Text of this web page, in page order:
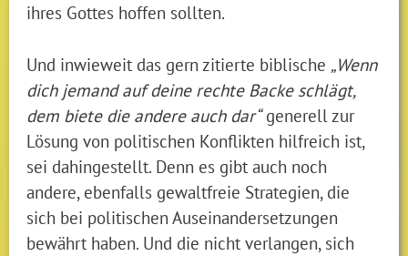
ihres Gottes hoffen sollten.
Und inwieweit das gern zitierte biblische „Wenn
dich jemand auf deine rechte Backe schlägt,
dem biete die andere auch dar“generell zur
Lösung von politischen Konflikten hilfreich ist,
sei dahingestellt. Denn es gibt auch noch
andere, ebenfalls gewaltfreie Strategien, die
sich bei politischen Auseinandersetzungen
bewährt haben. Und die nicht verlangen, sich